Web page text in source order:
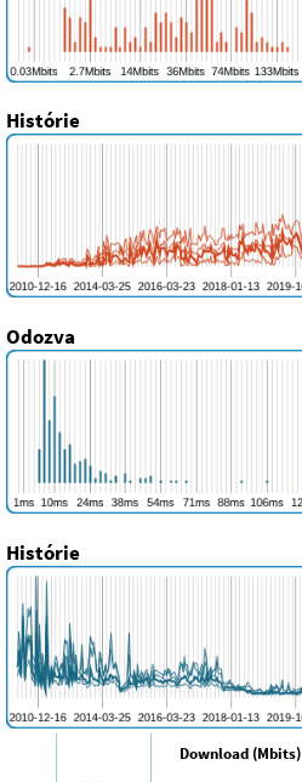
Histórie
Odozva
Histórie
Download (Mbits)